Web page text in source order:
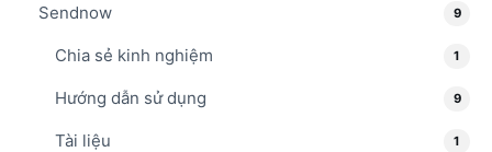
Sendnow 9
Chia sẻ kinh nghiệm 1
Hướng dẫn sử dụng 9
Tài liệu 1